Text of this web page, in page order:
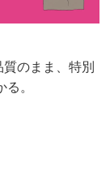
のまま、特別
。